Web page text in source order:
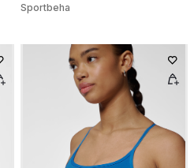
Sportbeha